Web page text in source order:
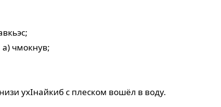
а) чмокнув;
ухIнайкиб с плеском вошёл в воду.